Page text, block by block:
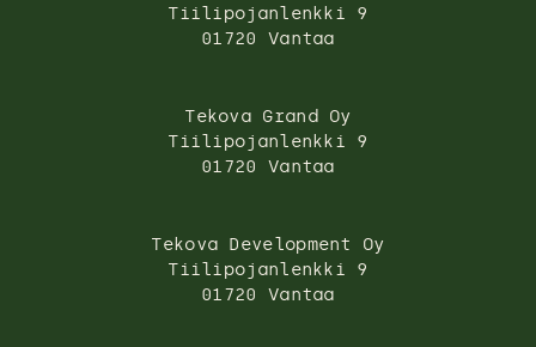
Tiilipojanlenkki 9
01720 Vantaa
Tekova Grand Oy
Tiilipojanlenkki 9
01720 Vantaa
Tekova Development Oy
Tiilipojanlenkki 9
01720 Vantaa